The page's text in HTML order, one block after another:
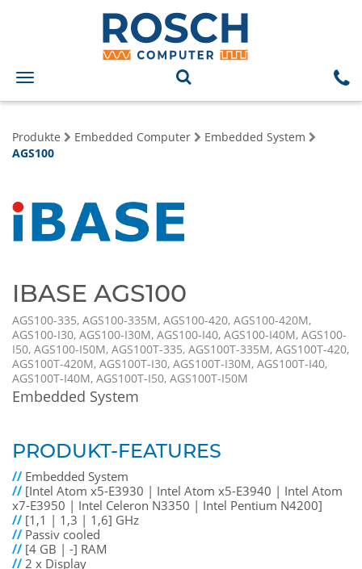
Toggle
navigation
Produkte Embedded Computer
Embedded System
AGS100
IBASE AGS100
AGS100-335, AGS100-335M, AGS100-420, AGS100-420M,
AGS100-I30, AGS100-I30M, AGS100-I40, AGS100-I40M, AGS100-
I50, AGS100-I50M, AGS100T-335, AGS100T-335M, AGS100T-420,
AGS100T-420M, AGS100T-I30, AGS100T-I30M, AGS100T-I40,
AGS100T-I40M, AGS100T-I50, AGS100T-I50M
Embedded System
PRODUKT-FEATURES
// Embedded System
// [Intel Atom x5-E3930 | Intel Atom x5-E3940 | Intel Atom
x7-E3950 | Intel Celeron N3350 | Intel Pentium N4200]
// [1,1 | 1,3 | 1,6] GHz
// Passiv cooled
// [4 GB | -] RAM
//2 x Display